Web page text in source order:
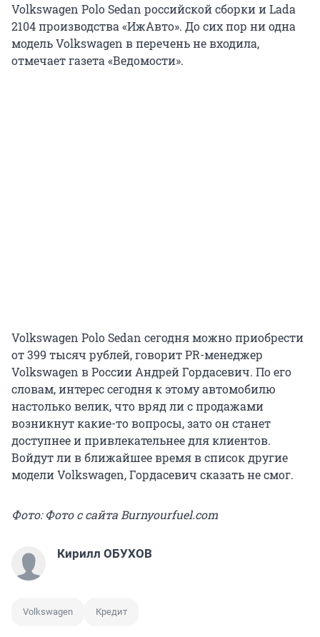
Volkswagen Polo Sedan российской сборки и Lada
2104 производства «ИжАвто». До сих пор ни одна
модель Volkswagen в перечень не входила,
отмечает газета «Ведомости».
Volkswagen Polo Sedan сегодня можно приобрести
от 399 тысяч рублей, говорит PR-менеджер
Volkswagen в России Андрей Гордасевич. По его
словам, интерес сегодня к этому автомобилю
настолько велик, что вряд ли с продажами
возникнут какие-то вопросы, зато он станет
доступнее и привлекательнее для клиентов.
Войдут ли в ближайшее время в список другие
модели Volkswagen, Гордасевич сказать не смог.
Фото: Фото с сайта Burnyourfuel.com
Кирилл ОБУХОВ
Volkswagen Кредит